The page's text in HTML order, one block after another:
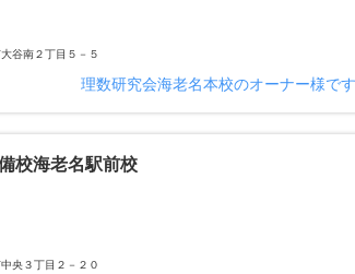
谷南２丁目５－５
理数研究会海老名本校のオーナー様で
校海老名駅前校
央３丁目２－２０